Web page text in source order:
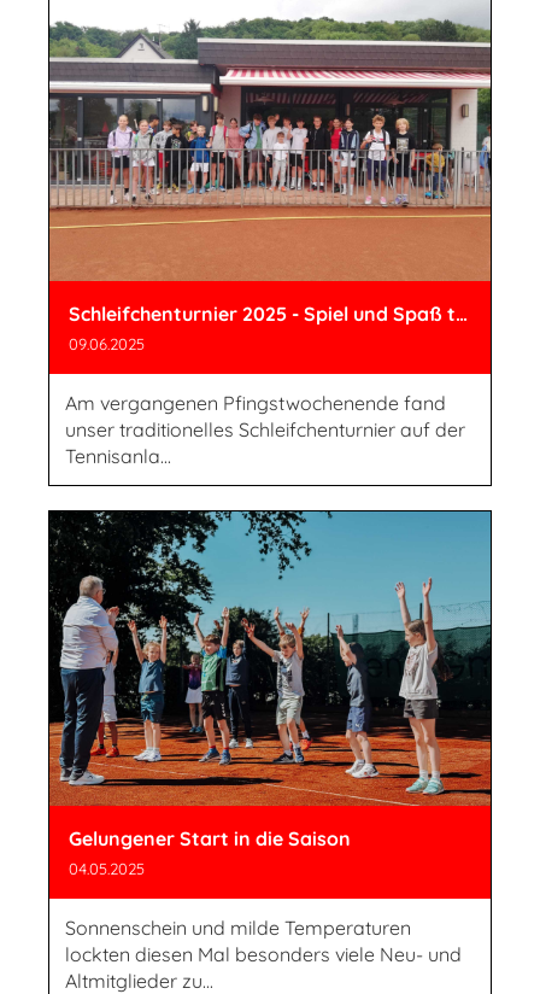
Schleifchenturnier 2025 - Spiel und Spaß trotz wechselhaftem Wetter
09.06.2025
Am vergangenen Pfingstwochenende fand
unser traditionelles Schleifchenturnier auf der
Tennisanla...
Gelungener Start in die Saison
04.05.2025
Sonnenschein und milde Temperaturen
lockten diesen Mal besonders viele Neu- und
Altmitglieder zu...